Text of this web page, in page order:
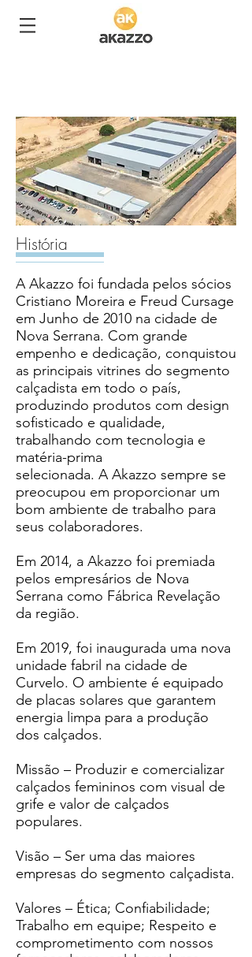
História
A Akazzo foi fundada pelos sócios
Cristiano Moreira e Freud Cursage
em Junho de 2010 na cidade de
Nova Serrana. Com grande
empenho e dedicação, conquistou
as principais vitrines do segmento
calçadista em todo o país,
produzindo produtos com design
sofisticado e qualidade,
trabalhando com tecnologia e
matéria-prima
selecionada. A Akazzo sempre se
preocupou em proporcionar um
bom ambiente de trabalho para
seus colaboradores.
Em 2014, a Akazzo foi premiada
pelos empresários de Nova
Serrana como Fábrica Revelação
da região.
Em 2019, foi inaugurada uma nova
unidade fabril na cidade de
Curvelo. O ambiente é equipado
de placas solares que garantem
energia limpa para a produção
dos calçados.
Missão – Produzir e comercializar
calçados femininos com visual de
grife e valor de calçados
populares.
Visão – Ser uma das maiores
empresas do segmento calçadista.
Valores – Ética; Confiabilidade;
Trabalho em equipe; Respeito e
comprometimento com nossos